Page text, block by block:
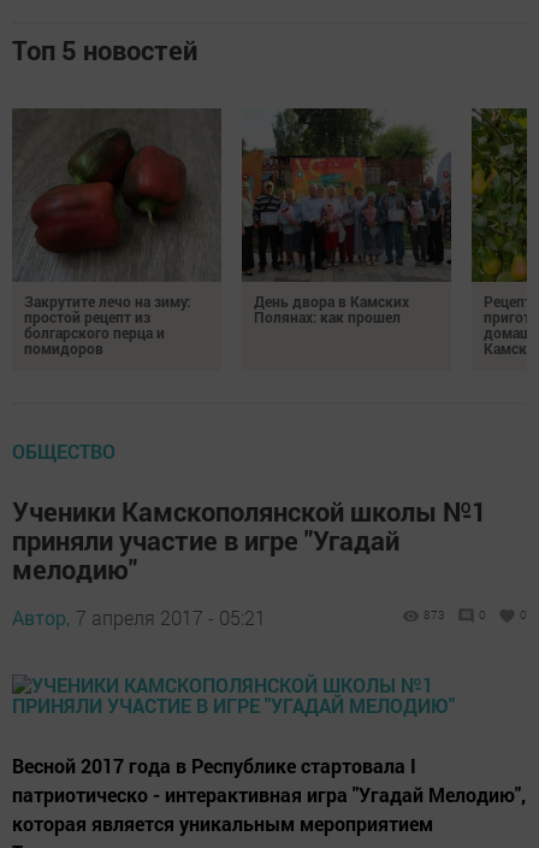
Топ 5 новостей
Закрутите лечо на зиму:
простой рецепт из
болгарского перца и
помидоров
День двора в Камских
Полянах: как прошел
ОБЩЕСТВО
Ученики Камскополянской школы №1
приняли участие в игре "Угадай
мелодию"
Автор, 7 апреля 2017 - 05:21 873 0 0
Весной 2017 года в Республике стартовала I
патриотическо - интерактивная игра "Угадай Мелодию",
которая является уникальным мероприятием